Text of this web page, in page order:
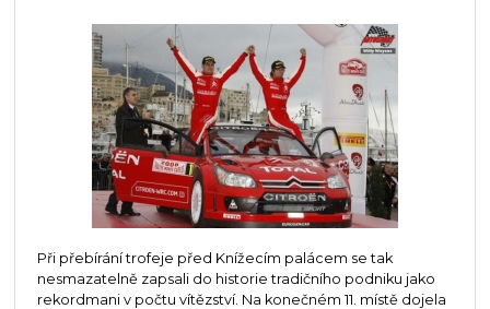
Při přebírání trofeje před Knížecím palácem se tak
nesmazatelně zapsali do historie tradičního podniku jako
rekordmani v počtu vítězství. Na konečném 11. místě dojela